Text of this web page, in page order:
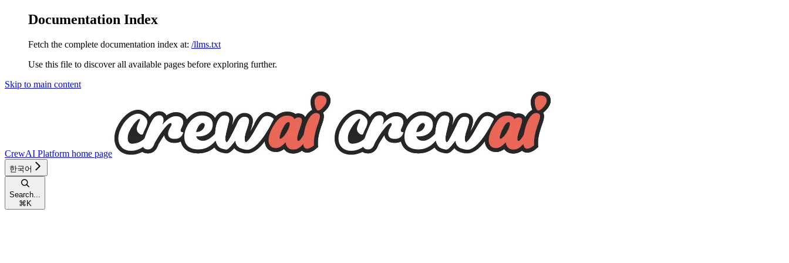
Documentation Index
Fetch the complete documentation index at: /llms.txt
Use this file to discover all available pages before exploring further.
Skip to main content
CrewAI Platform home page
한국어
Search...
⌘ K